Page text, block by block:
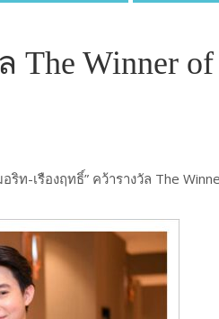
The Winner of
ริท-เรืองฤทธิ์” คว้ารางวัล The